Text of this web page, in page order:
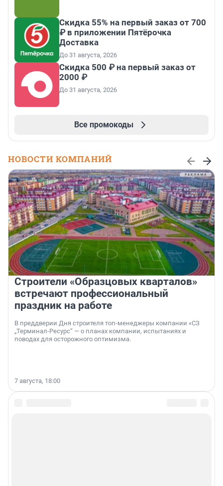
Скидка 55% на первый заказ от 700
₽ в приложении Пятёрочка
Доставка
До 31 августа, 2026
Скидка 500 ₽ на первый заказ от
2000 ₽
До 31 августа, 2026
Все промокоды
НОВОСТИ КОМПАНИЙ
Строители «Образцовых кварталов»
встречают профессиональный
праздник на работе
В преддверии Дня строителя топ-менеджеры компании «СЗ
„Терминал-Ресурс“ — о планах компании, испытаниях и
поводах для осторожного оптимизма.
7 августа, 18:00